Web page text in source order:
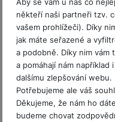
Aby se vám u nás co
někteří naši partneři tzv.
vašem prohlížeči). Díky
jak máte seřazené a
a podobně. Díky nim vám
a pomáhají nám například
dalšímu zlepšování webu.
Potřebujeme ale váš
Děkujeme, že nám ho
budeme chovat
s
C
h
b
a
c
Země výrobce
PSČ výrobce
Název dovozce
Ulice dovozce